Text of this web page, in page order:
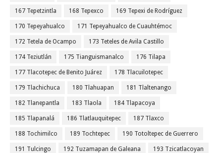
167 Tepetzintla 168 Tepexco 169 Tepexi de Rodríguez
170 Tepeyahualco 171 Tepeyahualco de Cuauhtémoc
172 Tetela de Ocampo 173 Teteles de Avila Castillo
174 Teziutlán 175 Tianguismanalco 176 Tilapa
177 Tlacotepec de Benito Juárez 178 Tlacuilotepec
179 Tlachichuca 180 Tlahuapan 181 Tlaltenango
182 Tlanepantla 183 Tlaola 184 Tlapacoya
185 Tlapanalá 186 Tlatlauquitepec 187 Tlaxco
188 Tochimilco 189 Tochtepec 190 Totoltepec de Guerrero
191 Tulcingo 192 Tuzamapan de Galeana 193 Tzicatlacoyan